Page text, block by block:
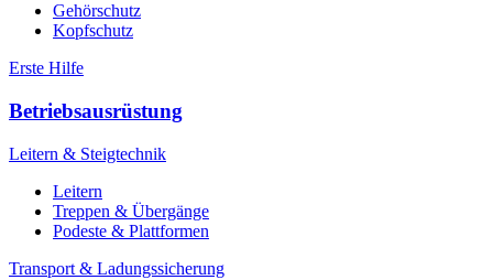
Gehörschutz
Kopfschutz
Erste Hilfe
Betriebsausrüstung
Leitern & Steigtechnik
Leitern
Treppen & Übergänge
Podeste & Plattformen
Transport & Ladungssicherung